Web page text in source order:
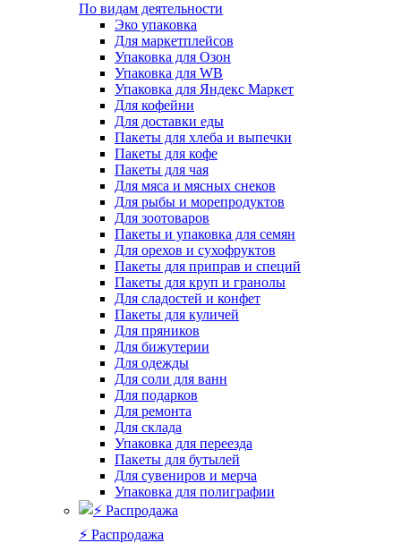
По видам деятельности
Эко упаковка
Для маркетплейсов
Упаковка для Озон
Упаковка для WB
Упаковка для Яндекс Маркет
Для кофейни
Для доставки еды
Пакеты для хлеба и выпечки
Пакеты для кофе
Пакеты для чая
Для мяса и мясных снеков
Для рыбы и морепродуктов
Для зоотоваров
Пакеты и упаковка для семян
Для орехов и сухофруктов
Пакеты для приправ и специй
Пакеты для круп и гранолы
Для сладостей и конфет
Пакеты для куличей
Для пряников
Для бижутерии
Для одежды
Для соли для ванн
Для подарков
Для ремонта
Для склада
Упаковка для переезда
Пакеты для бутылей
Для сувениров и мерча
Упаковка для полиграфии
⚡️ Распродажа